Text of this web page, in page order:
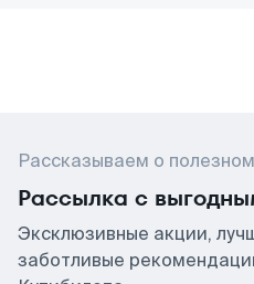
Рассказываем о
Рассылка с
Эксклюзивные акции,
заботливые